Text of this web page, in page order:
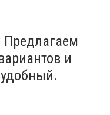
Предлагаем
и